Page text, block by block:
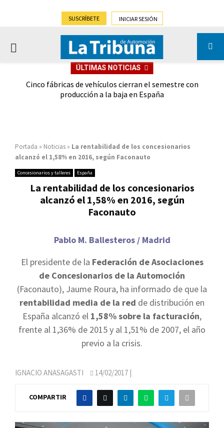
SUSCRÍBETE INICIAR SESIÓN
PRIMARY
ÚLTIMAS NOTICIAS
Cinco fábricas de vehículos cierran el semestre con
producción a la baja en España
Portada » Noticias » La rentabilidad de los concesionarios
alcanzó el 1,58% en 2016, según Faconauto
Concesionarios y talleres España
La rentabilidad de los concesionarios
alcanzó el 1,58% en 2016, según
Faconauto
Pablo M. Ballesteros / Madrid
El presidente de la Federación de Asociaciones
de Concesionarios de la Automoción
(Faconauto), Jaume Roura, ha informado de que la
rentabilidad media de la red de distribución en
España alcanzó el 1,58% sobre la facturación,
frente al 1,36% de 2015 y al 1,51% de 2007, el año
previo a la crisis.
IGNACIO ANASAGASTI 14/02/2017 |
COMPARTIR